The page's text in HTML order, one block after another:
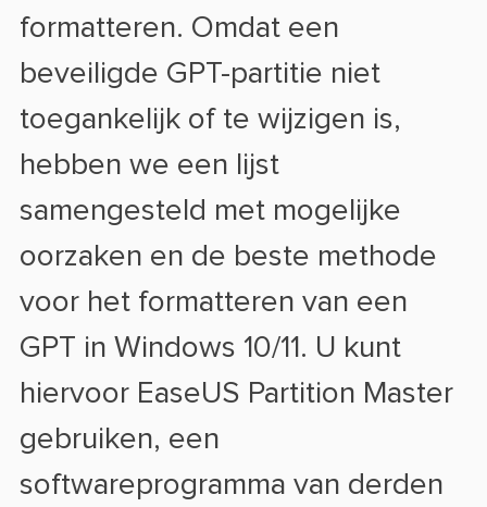
formatteren. Omdat een
beveiligde GPT-partitie niet
toegankelijk of te wijzigen is,
hebben we een lijst
samengesteld met mogelijke
oorzaken en de beste methode
voor het formatteren van een
GPT in Windows 10/11. U kunt
hiervoor EaseUS Partition Master
gebruiken, een
softwareprogramma van derden